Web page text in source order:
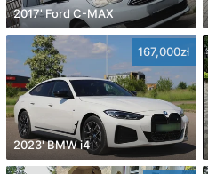
2017' Ford C-MAX
167,000zł
2023' BMW i4